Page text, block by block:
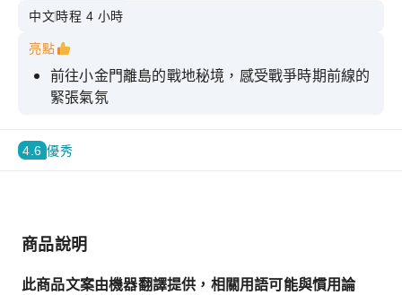
中文時程 4 小時
亮點
前往小金門離島的戰地秘境，感受戰爭時期前線的
緊張氣氛
造訪大膽島上的心戰牆、戰士們心靈寄託- 北安寺
登島彷如步入時光隧道，造訪重要歷史遺跡如生明
路、北安寺、大二膽戰役紀念碑
4.6 優秀
商品說明
此商品文案由機器翻譯提供，相關用語可能與慣用論